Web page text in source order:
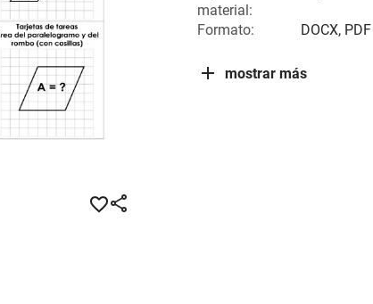
material:
Formato: DOCX, PDF
mostrar más